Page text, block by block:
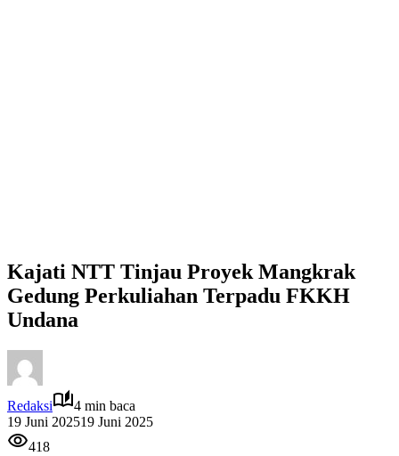
Kajati NTT Tinjau Proyek Mangkrak
Gedung Perkuliahan Terpadu FKKH
Undana
Redaksi
4 min baca
19 Juni 202519 Juni 2025
418